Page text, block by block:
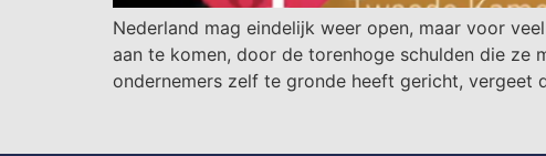
Nederland mag eindelijk weer open, maar voor
aan te komen, door de torenhoge schulden die ze
ondernemers zelf te gronde heeft gericht, vergeet